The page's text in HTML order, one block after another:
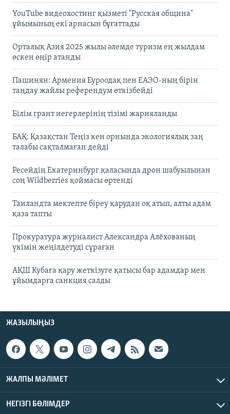
YouTube видеохостинг қызметі "Русская община"
ұйымының екі арнасын бұғаттады
Орталық Азия 2025 жылы әлемде туризм ең жылдам
өскен өңір атанды
Пашинян: Армения Еуроодақ пен ЕАЭО-ның бірін
таңдау жайлы референдум өткізбейді
Білім грант иегерлерінің тізімі жарияланды
БАҚ: Қазақстан Теңіз кен орнында экологиялық заң
талабы сақталмаған дейді
Ресейдің Екатеринбург қаласында дрон шабуылынан
соң Wildberries қоймасы өртенді
Таиландта мектепте біреу қарудан оқ атып, алты адам
қаза тапты
Прокуратура журналист Александра Алёхованың
үкімін жеңілдетуді сұраған
АҚШ Кубаға қару жеткізуге қатысы бар адамдар мен
ұйымдарға санкция салды
ЖАЗЫЛЫҢЫЗ
ЖАЛПЫ МӘЛІМЕТ
НЕГІЗГІ БӨЛІМДЕР